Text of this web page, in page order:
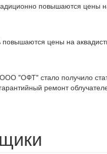
повышаются цены
повышаются цены на
"ОФТ" стало получило
ремонт